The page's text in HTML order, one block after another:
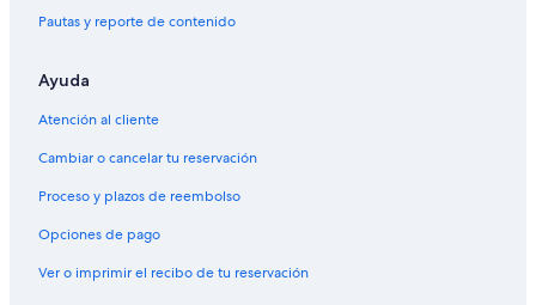
Pautas y reporte de contenido
Ayuda
Atención al cliente
Cambiar o cancelar tu reservación
Proceso y plazos de reembolso
Opciones de pago
Ver o imprimir el recibo de tu reservación